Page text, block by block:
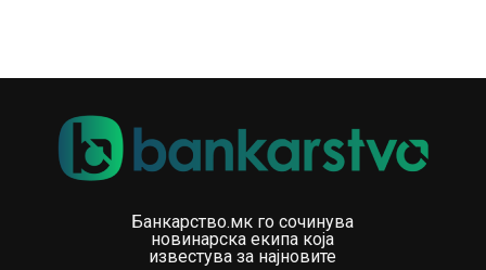
Банкарство.мк го сочинува
новинарска екипа која
известува за најновите